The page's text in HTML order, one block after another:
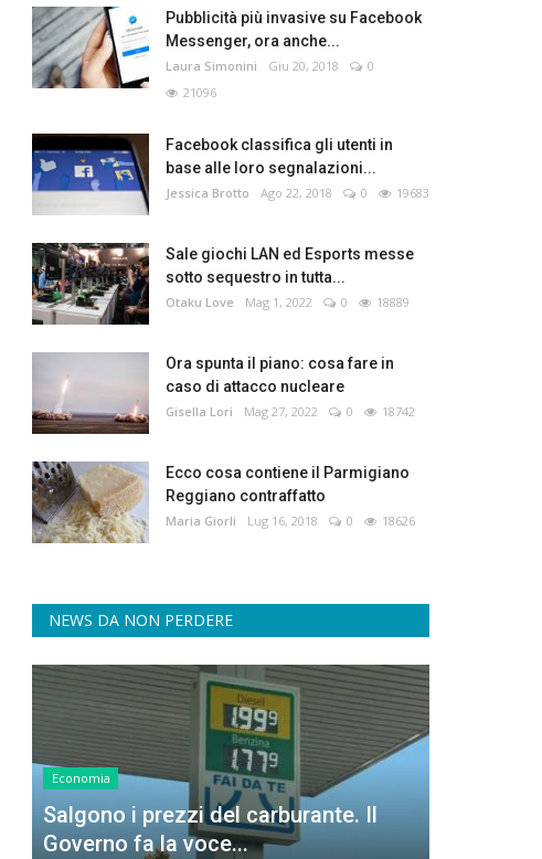
Pubblicità più invasive su Facebook
Messenger, ora anche...
Laura Simonini Giu 20, 2018
0
21096
Facebook classifica gli utenti in
base alle loro segnalazioni...
Jessica Brotto Ago 22, 2018 0 19683
Sale giochi LAN ed Esports messe
sotto sequestro in tutta...
Otaku Love Mag 1, 2022 0 18889
Ora spunta il piano: cosa fare in
caso di attacco nucleare
Gisella Lori Mag 27, 2022 0 18742
Ecco cosa contiene il Parmigiano
Reggiano contraffatto
Maria Giorli Lug 16, 2018 0 18626
NEWS DA NON PERDERE
Economia
Salgono i prezzi del carburante. Il
Governo fa la voce...